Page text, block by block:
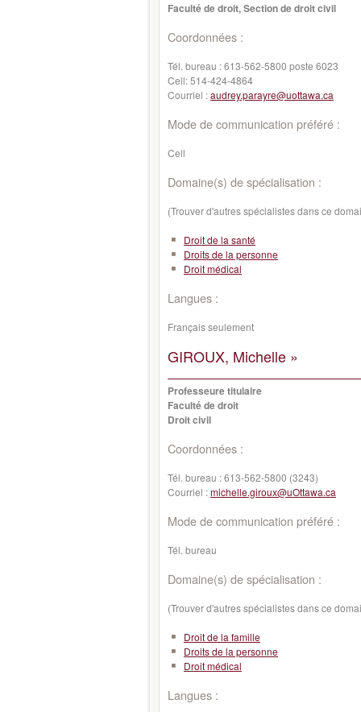
Faculté de droit, Section de droit civil
Coordonnées :
Tél. bureau :613-562-5800 poste 6023
Cell:514-424-4864
Courriel :audrey.parayre@uottawa.ca
Mode de communication préféré :
Cell
Domaine(s) de spécialisation :
(Trouver d'autres spécialistes dans ce
Droit de la santé
Droits de la personne
Droit médical
Langues :
Français seulement
GIROUX, Michelle »
Professeure titulaire
Faculté de droit
Droit civil
Coordonnées :
Tél. bureau :613-562-5800 (3243)
Courriel :michelle.giroux@uOttawa.ca
Mode de communication préféré :
Tél. bureau
Domaine(s) de spécialisation :
(Trouver d'autres spécialistes dans ce
Droit de la famille
Droits de la personne
Droit médical
Langues :